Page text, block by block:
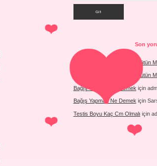
Son
Divan Edebiyatı Parça Mı Bütün
Divan Edebiyatı Parça Mı Bütün
Bağış Yapmak Ne Demek için
Bağış Yapmak Ne Demek için
Testis Boyu Kaç Cm Olmalı için